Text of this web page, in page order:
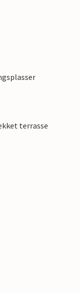
terrasse